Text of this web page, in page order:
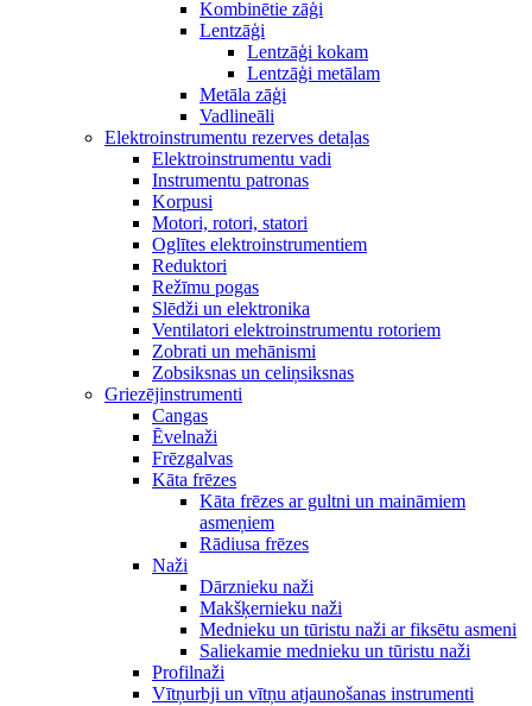
Kombinētie zāģi
Lentzāģi
Lentzāģi kokam
Lentzāģi metālam
Metāla zāģi
Vadlineāli
Elektroinstrumentu rezerves detaļas
Elektroinstrumentu vadi
Instrumentu patronas
Korpusi
Motori, rotori, statori
Oglītes elektroinstrumentiem
Reduktori
Režīmu pogas
Slēdži un elektronika
Ventilatori elektroinstrumentu rotoriem
Zobrati un mehānismi
Zobsiksnas un celiņsiksnas
Griezējinstrumenti
Cangas
Ēvelnaži
Frēzgalvas
Kāta frēzes
Kāta frēzes ar gultni un maināmiem
asmeņiem
Rādiusa frēzes
Naži
Dārznieku naži
Makšķernieku naži
Mednieku un tūristu naži ar fiksētu asmeni
Saliekamie mednieku un tūristu naži
Profilnaži
Vītņurbji un vītņu atjaunošanas instrumenti